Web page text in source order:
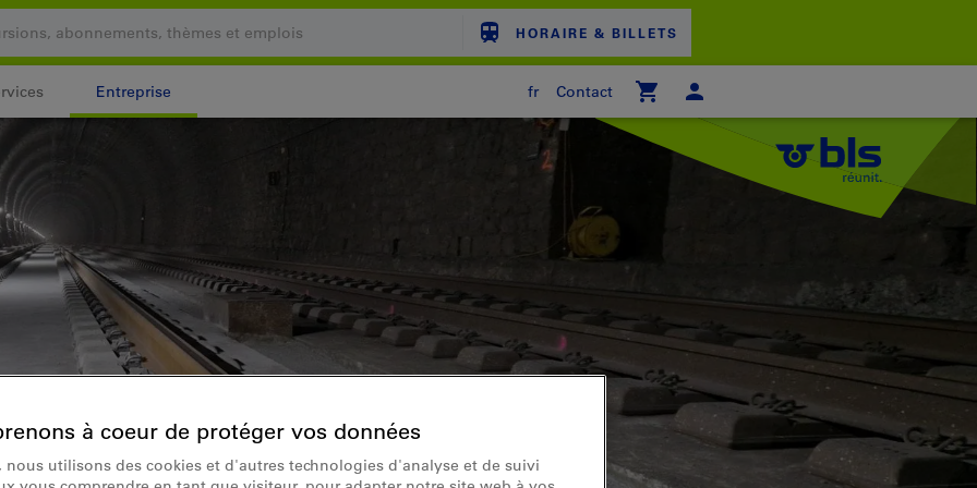
HORAIRE & BILLETS
Entreprise fr
Contact
à coeur de protéger vos données
nous utilisons des cookies et d'autres technologies d'analyse et de suivi